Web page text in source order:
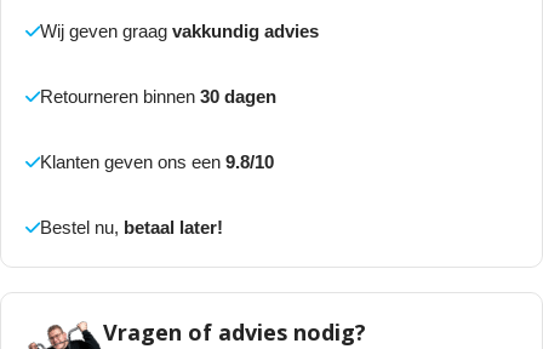
Wij geven graag vakkundig advies
Retourneren binnen 30 dagen
Klanten geven ons een 9.8/10
Bestel nu, betaal later!
Vragen of advies nodig?